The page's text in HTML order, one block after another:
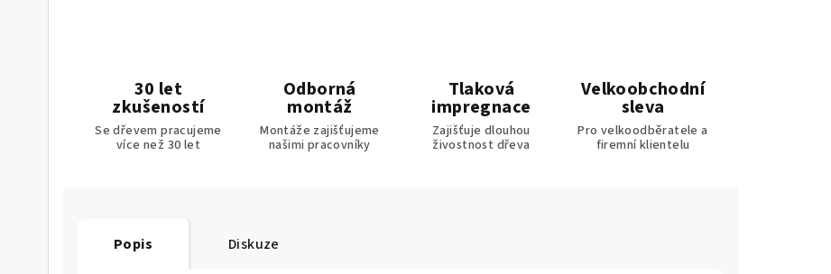
30 let
zkušeností
Se dřevem pracujeme
více než 30 let
Odborná
montáž
Montáže zajišťujeme
našimi pracovníky
Tlaková
impregnace
Zajišťuje dlouhou
živostnost dřeva
Velkoobchodní
sleva
Pro velkoodběratele a
firemní klientelu
Popis Diskuze